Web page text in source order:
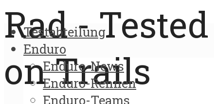
Rad - Tested
on Trails
Testabteilung
Enduro
Enduro-News
Enduro-Rennen
Enduro-Teams